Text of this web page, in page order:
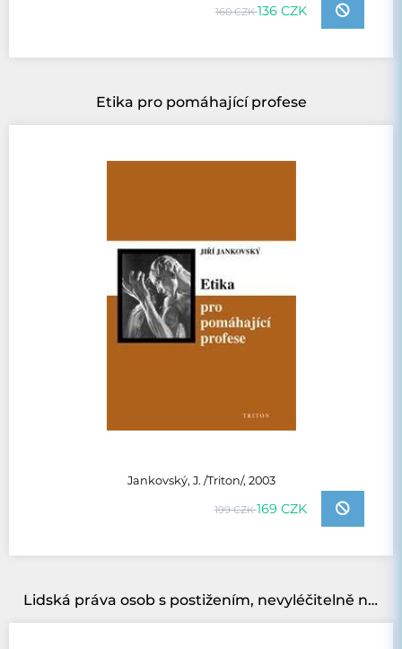
160 CZK136 CZK
Etika pro pomáhající profese
Jankovský, J. /Triton/, 2003
199 CZK169 CZK
Lidská práva osob s postižením, nevyléčitelně nemocných a umírajících